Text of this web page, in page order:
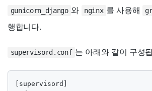
gunicorn_django 와 nginx 를 사용해
행합니다.
supervisord.conf 는 아래와 같이 구성
[supervisord]